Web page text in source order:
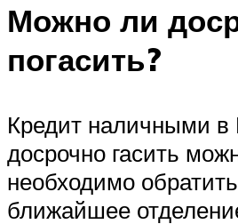
Можно ли
погасить?
Кредит наличными в
досрочно гасить
необходимо
ближайшее